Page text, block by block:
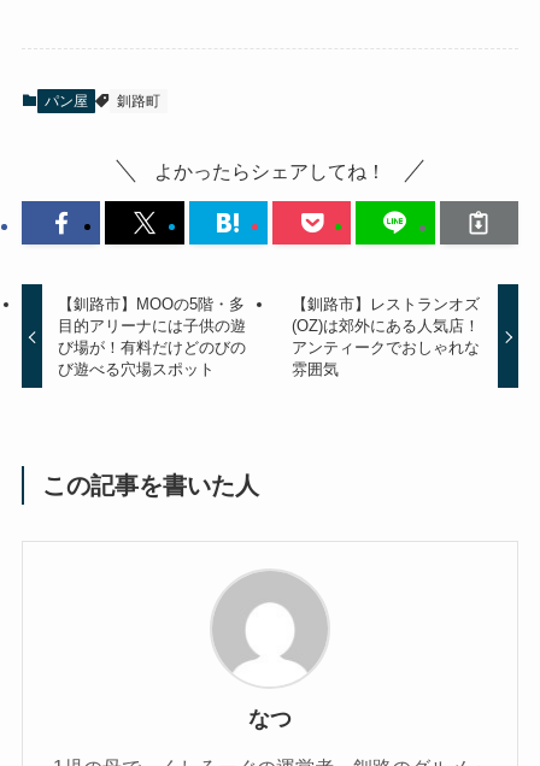
パン屋 釧路町
よかったらシェアしてね！
【釧路市】MOOの5階・多
目的アリーナには子供の遊
び場が！有料だけどのびの
び遊べる穴場スポット
【釧路市】レストランオズ
(OZ)は郊外にある人気店！
アンティークでおしゃれな
雰囲気
この記事を書いた人
なつ